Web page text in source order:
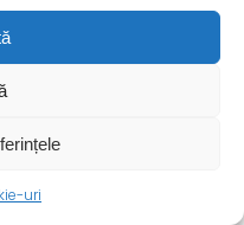
uri
Publică și Direcțiile de